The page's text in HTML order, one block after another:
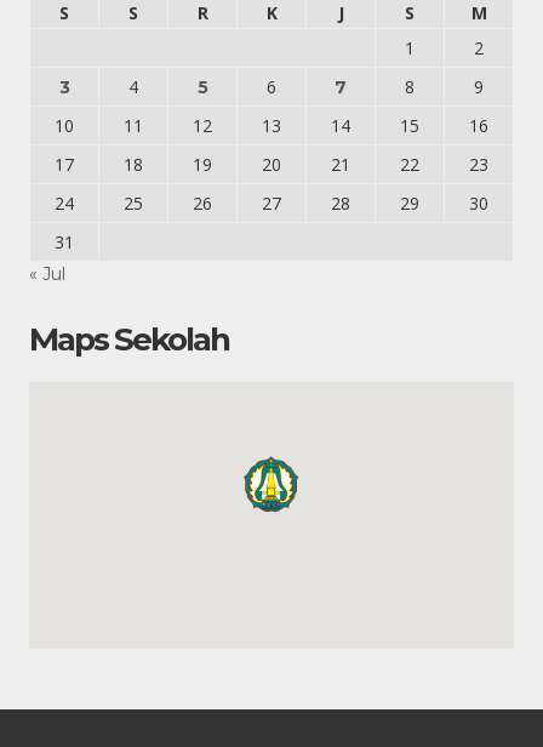
S
S R K J S
M
1
2
3 4 5 6 7 8
9
10
11 12 13 14 15
16
17
18 19 20 21 22
23
24
25 26 27 28 29
30
31
« Jul
Maps Sekolah